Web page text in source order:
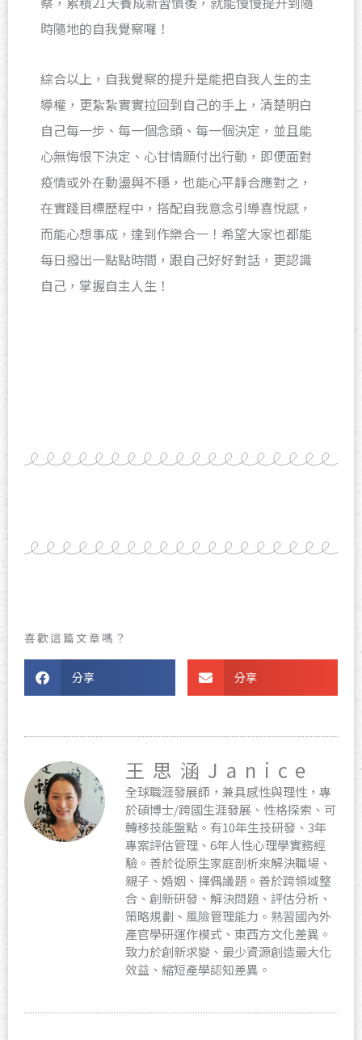
時隨地的自我覺察囉！
綜合以上，自我覺察的提升是能把自我人生的主
導權，更紮紮實實拉回到自己的手上，清楚明白
自己每一步、每一個念頭、每一個決定，並且能
心無悔恨下決定、心甘情願付出行動，即便面對
疫情或外在動盪與不穩，也能心平靜合應對之，
在實踐目標歷程中，搭配自我意念引導喜悅感，
而能心想事成，達到作樂合一！希望大家也都能
每日撥出一點點時間，跟自己好好對話，更認識
自己，掌握自主人生！
喜歡這篇文章嗎？
分享 分享
王思涵Janice
全球職涯發展師，兼具感性與理性，專
於碩博士/跨國生涯發展、性格探索、可
轉移技能盤點。有10年生技研發、3年
專案評估管理、6年人性心理學實務經
驗。善於從原生家庭剖析來解決職場、
親子、婚姻、擇偶議題。善於跨領域整
合、創新研發、解決問題、評估分析、
策略規劃、風險管理能力。熟習國內外
產官學研運作模式、東西方文化差異。
致力於創新求變、最少資源創造最大化
效益、縮短產學認知差異。